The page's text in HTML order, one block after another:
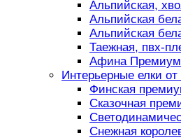
Альпийская,
Альпийская
Альпийская
Таежная, пвх-
Афина Премиум
Интерьерные елки
Финская
Сказочная
Снежная